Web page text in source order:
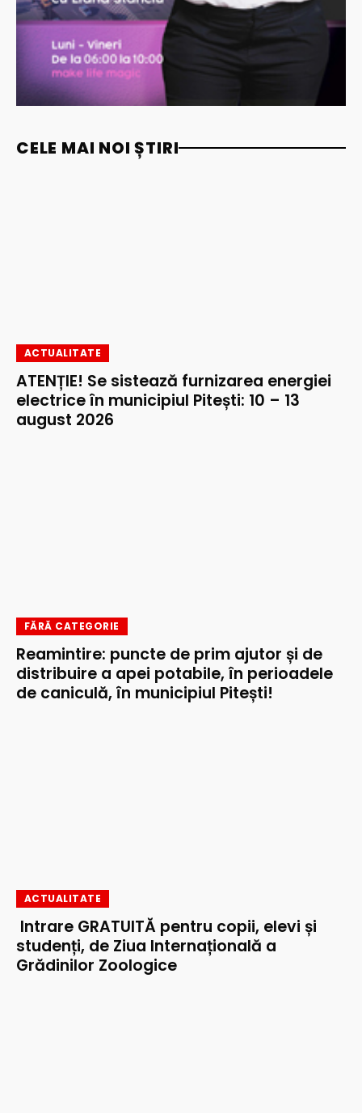
CELE MAI NOI ȘTIRI
ACTUALITATE
ATENȚIE! Se sistează furnizarea energiei
electrice în municipiul Pitești: 10 – 13
august 2026
FĂRĂ CATEGORIE
Reamintire: puncte de prim ajutor și de
distribuire a apei potabile, în perioadele
de caniculă, în municipiul Pitești!
ACTUALITATE
Intrare GRATUITĂ pentru copii, elevi și
studenți, de Ziua Internațională a
Grădinilor Zoologice